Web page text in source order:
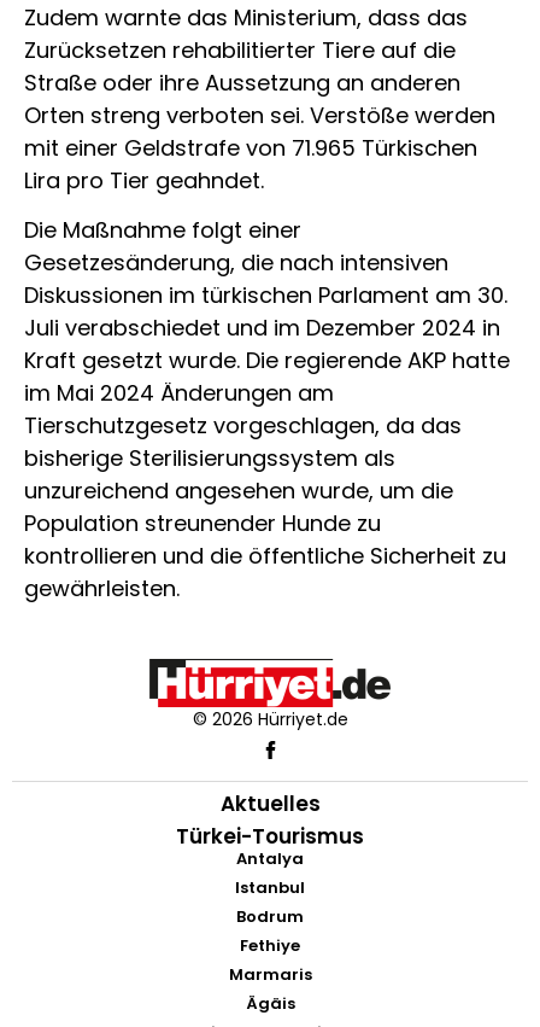
Zudem warnte das Ministerium, dass das
Zurücksetzen rehabilitierter Tiere auf die
Straße oder ihre Aussetzung an anderen
Orten streng verboten sei. Verstöße werden
mit einer Geldstrafe von 71.965 Türkischen
Lira pro Tier geahndet.
Die Maßnahme folgt einer
Gesetzesänderung, die nach intensiven
Diskussionen im türkischen Parlament am 30.
Juli verabschiedet und im Dezember 2024 in
Kraft gesetzt wurde. Die regierende AKP hatte
im Mai 2024 Änderungen am
Tierschutzgesetz vorgeschlagen, da das
bisherige Sterilisierungssystem als
unzureichend angesehen wurde, um die
Population streunender Hunde zu
kontrollieren und die öffentliche Sicherheit zu
gewährleisten.
© 2026 Hürriyet.de
Aktuelles
Türkei-Tourismus
Antalya
Istanbul
Bodrum
Fethiye
Marmaris
Ägäis